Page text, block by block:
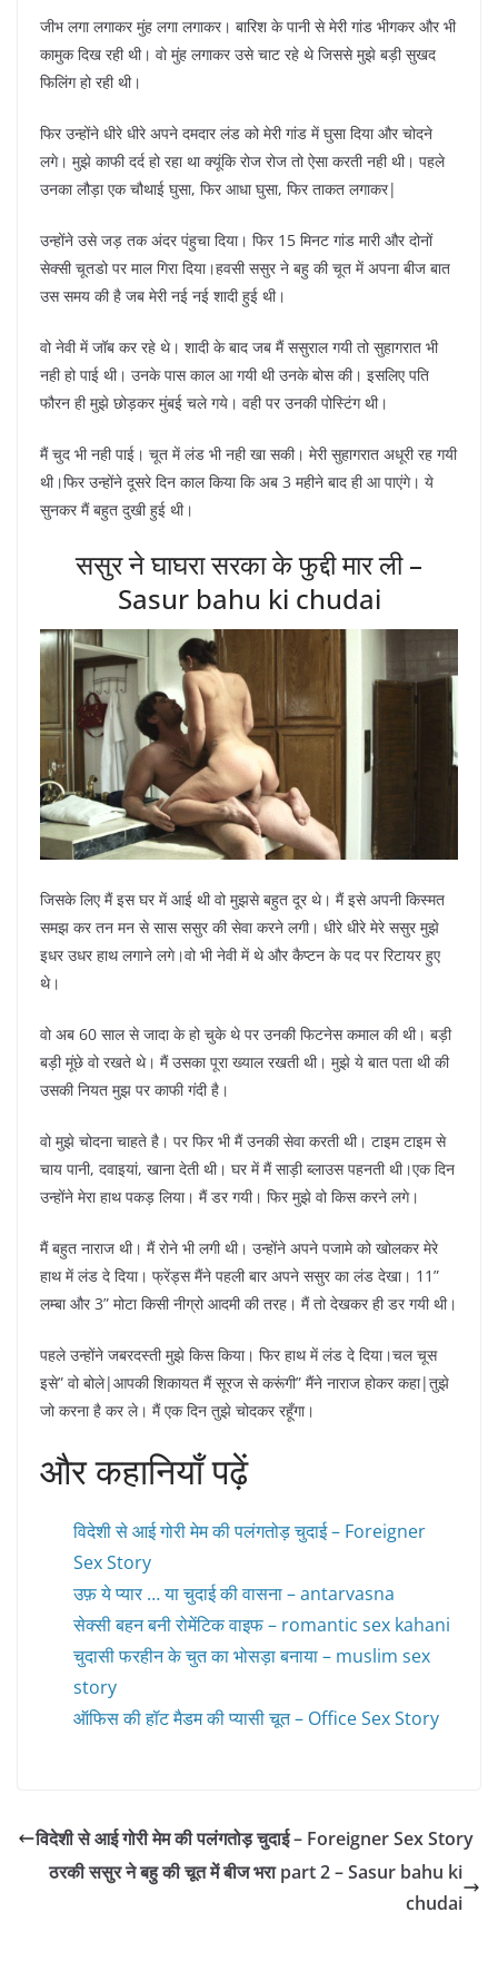
जीभ लगा लगाकर मुंह लगा लगाकर। बारिश के पानी से मेरी गांड भीगकर और भी
कामुक दिख रही थी। वो मुंह लगाकर उसे चाट रहे थे जिससे मुझे बड़ी सुखद
फिलिंग हो रही थी।
फिर उन्होंने धीरे धीरे अपने दमदार लंड को मेरी गांड में घुसा दिया और चोदने
लगे। मुझे काफी दर्द हो रहा था क्यूंकि रोज रोज तो ऐसा करती नही थी। पहले
उनका लौड़ा एक चौथाई घुसा, फिर आधा घुसा, फिर ताकत लगाकर|
उन्होंने उसे जड़ तक अंदर पंहुचा दिया। फिर 15 मिनट गांड मारी और दोनों
सेक्सी चूतडो पर माल गिरा दिया।हवसी ससुर ने बहु की चूत में अपना बीज बात
उस समय की है जब मेरी नई नई शादी हुई थी।
वो नेवी में जॉब कर रहे थे। शादी के बाद जब मैं ससुराल गयी तो सुहागरात भी
नही हो पाई थी। उनके पास काल आ गयी थी उनके बोस की। इसलिए पति
फौरन ही मुझे छोड़कर मुंबई चले गये। वही पर उनकी पोस्टिंग थी।
मैं चुद भी नही पाई। चूत में लंड भी नही खा सकी। मेरी सुहागरात अधूरी रह गयी
थी।फिर उन्होंने दूसरे दिन काल किया कि अब 3 महीने बाद ही आ पाएंगे। ये
सुनकर मैं बहुत दुखी हुई थी।
ससुर ने घाघरा सरका के फुद्दी मार ली –
Sasur bahu ki chudai
जिसके लिए मैं इस घर में आई थी वो मुझसे बहुत दूर थे। मैं इसे अपनी किस्मत
समझ कर तन मन से सास ससुर की सेवा करने लगी। धीरे धीरे मेरे ससुर मुझे
इधर उधर हाथ लगाने लगे।वो भी नेवी में थे और कैप्टन के पद पर रिटायर हुए
थे।
वो अब 60 साल से जादा के हो चुके थे पर उनकी फिटनेस कमाल की थी। बड़ी
बड़ी मूंछे वो रखते थे। मैं उसका पूरा ख्याल रखती थी। मुझे ये बात पता थी की
उसकी नियत मुझ पर काफी गंदी है।
वो मुझे चोदना चाहते है। पर फिर भी मैं उनकी सेवा करती थी। टाइम टाइम से
चाय पानी, दवाइयां, खाना देती थी। घर में मैं साड़ी ब्लाउस पहनती थी।एक दिन
उन्होंने मेरा हाथ पकड़ लिया। मैं डर गयी। फिर मुझे वो किस करने लगे।
मैं बहुत नाराज थी। मैं रोने भी लगी थी। उन्होंने अपने पजामे को खोलकर मेरे
हाथ में लंड दे दिया। फ्रेंड्स मैंने पहली बार अपने ससुर का लंड देखा। 11”
लम्बा और 3” मोटा किसी नीग्रो आदमी की तरह। मैं तो देखकर ही डर गयी थी।
पहले उन्होंने जबरदस्ती मुझे किस किया। फिर हाथ में लंड दे दिया।चल चूस
इसे” वो बोले|आपकी शिकायत मैं सूरज से करूंगी” मैंने नाराज होकर कहा|तुझे
जो करना है कर ले। मैं एक दिन तुझे चोदकर रहूँगा।
और कहानियाँ पढ़ें
विदेशी से आई गोरी मेम की पलंगतोड़ चुदाई – Foreigner
Sex Story
उफ़ ये प्यार … या चुदाई की वासना – antarvasna
सेक्सी बहन बनी रोमेंटिक वाइफ – romantic sex kahani
चुदासी फरहीन के चुत का भोसड़ा बनाया – muslim sex
story
ऑफिस की हॉट मैडम की प्यासी चूत – Office Sex Story
विदेशी से आई गोरी मेम की पलंगतोड़ चुदाई – Foreigner Sex Story
ठरकी ससुर ने बहु की चूत में बीज भरा part 2 – Sasur bahu ki
chudai